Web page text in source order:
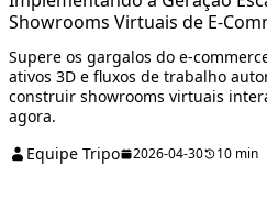
Showrooms Virtuais de E-
Supere os gargalos do e-
ativos 3D e fluxos de trabalho
construir showrooms virtuais
agora.
Equipe Tripo
2026-04-30 10 min